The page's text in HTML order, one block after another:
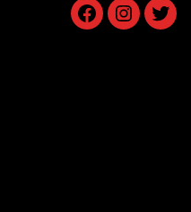
Facebook